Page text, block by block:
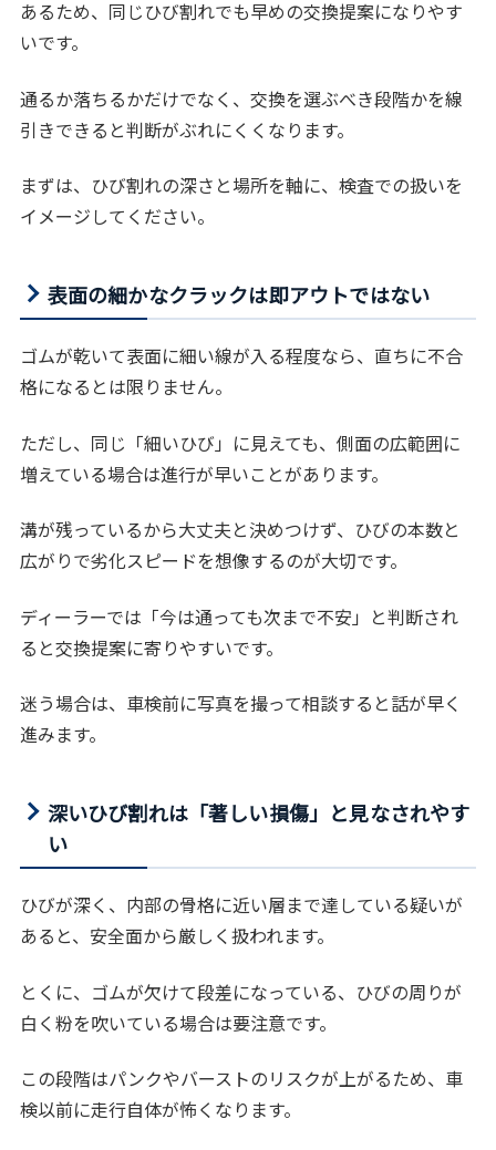
あるため、同じひび割れでも早めの交換提案になりやす
いです。
通るか落ちるかだけでなく、交換を選ぶべき段階かを線
引きできると判断がぶれにくくなります。
まずは、ひび割れの深さと場所を軸に、検査での扱いを
イメージしてください。
表面の細かなクラックは即アウトではない
ゴムが乾いて表面に細い線が入る程度なら、直ちに不合
格になるとは限りません。
ただし、同じ「細いひび」に見えても、側面の広範囲に
増えている場合は進行が早いことがあります。
溝が残っているから大丈夫と決めつけず、ひびの本数と
広がりで劣化スピードを想像するのが大切です。
ディーラーでは「今は通っても次まで不安」と判断され
ると交換提案に寄りやすいです。
迷う場合は、車検前に写真を撮って相談すると話が早く
進みます。
深いひび割れは「著しい損傷」と見なされやす
い
ひびが深く、内部の骨格に近い層まで達している疑いが
あると、安全面から厳しく扱われます。
とくに、ゴムが欠けて段差になっている、ひびの周りが
白く粉を吹いている場合は要注意です。
この段階はパンクやバーストのリスクが上がるため、車
検以前に走行自体が怖くなります。